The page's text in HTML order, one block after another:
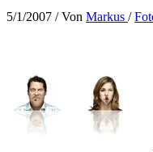
5/1/2007 / Von Markus /